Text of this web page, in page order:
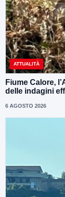
ATTUALITÀ
Fiume Calore,
delle indagini
6 AGOSTO 2026